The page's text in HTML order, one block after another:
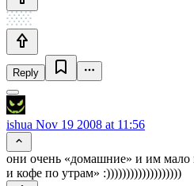
Reply
ishua Nov 19 2008 at 11:56
они очень «домашние» и им
и кофе по утрам» :)))))))))))))))))))